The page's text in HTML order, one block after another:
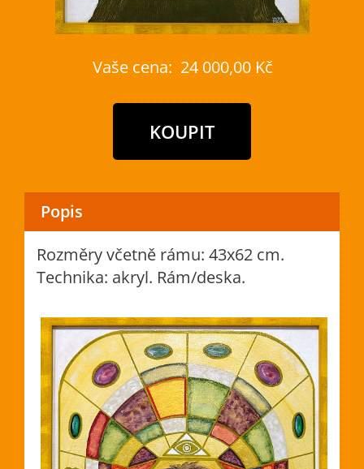
Vaše cena: 24 000,00 Kč
Popis
Rozměry včetně rámu: 43x62 cm.
Technika: akryl. Rám/deska.